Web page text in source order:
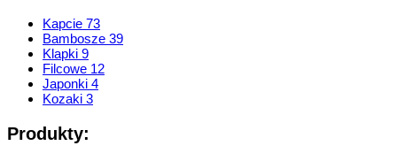
Kapcie 73
Bambosze 39
Klapki 9
Filcowe 12
Japonki 4
Kozaki 3
Produkty: